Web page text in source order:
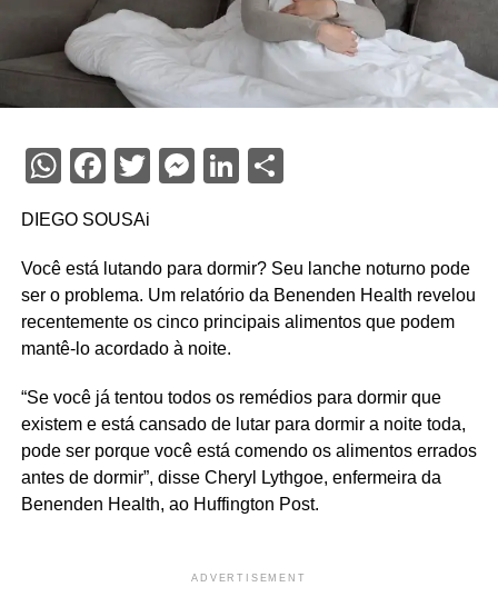
WhatsApp
Facebook
Twitter
Messenger
LinkedIn
Share
DIEGO SOUSAi
Você está lutando para dormir? Seu lanche noturno pode
ser o problema. Um relatório da Benenden Health revelou
recentemente os cinco principais alimentos que podem
mantê-lo acordado à noite.
“Se você já tentou todos os remédios para dormir que
existem e está cansado de lutar para dormir a noite toda,
pode ser porque você está comendo os alimentos errados
antes de dormir”, disse Cheryl Lythgoe, enfermeira da
Benenden Health, ao Huffington Post.
ADVERTISEMENT